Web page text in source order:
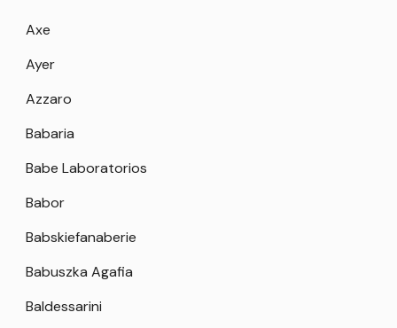
Axe
Ayer
Azzaro
Babaria
Babe Laboratorios
Babor
Babskiefanaberie
Babuszka Agafia
Baldessarini